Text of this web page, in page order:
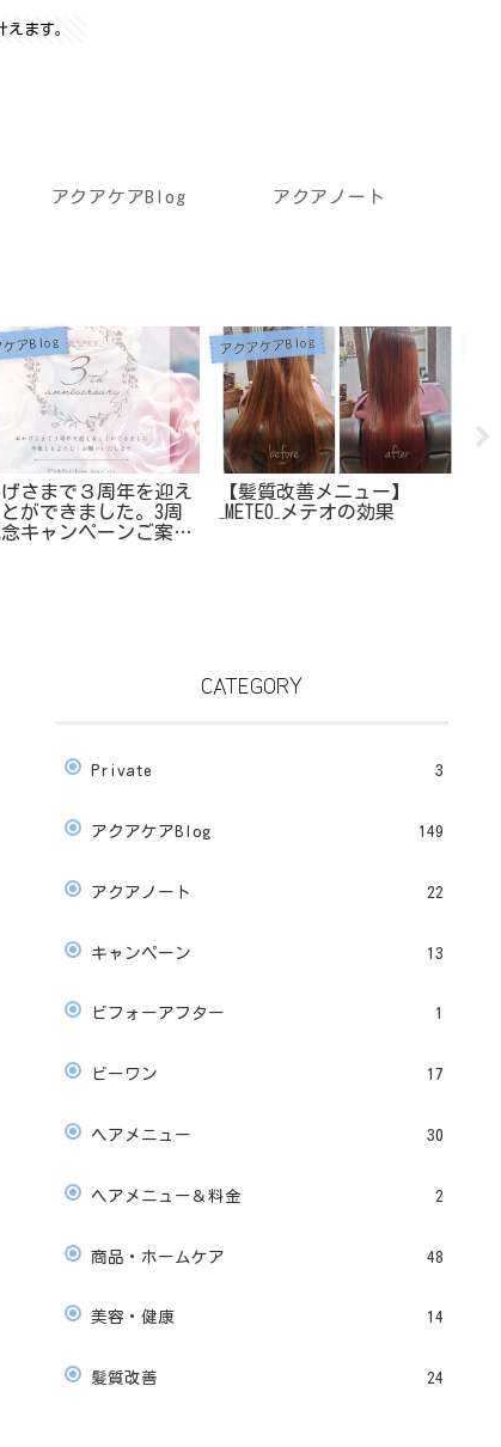
ます。
アクアケアBlog アクアノート
ケアBlog
さまで３周年を迎え
ができました。3周
キャンペーンご案内
アクアケアBlog
【髪質改善メニュー】
₋METEO₋メテオの効果
CATEGORY
Private 3
アクアケアBlog 149
アクアノート 22
キャンペーン 13
ビフォーアフター 1
ビーワン 17
ヘアメニュー 30
ヘアメニュー＆料金 2
商品・ホームケア 48
美容・健康 14
髪質改善 24